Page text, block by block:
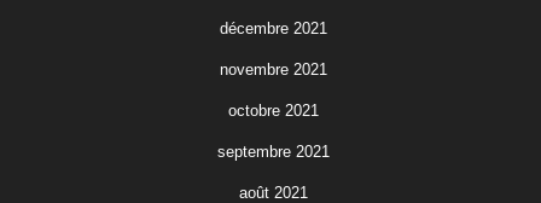
décembre 2021
novembre 2021
octobre 2021
septembre 2021
août 2021